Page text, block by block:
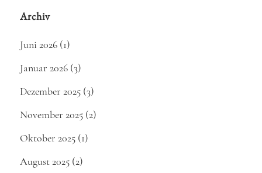
Archiv
Juni 2026 (1)
Januar 2026 (3)
Dezember 2025 (3)
November 2025 (2)
Oktober 2025 (1)
August 2025 (2)